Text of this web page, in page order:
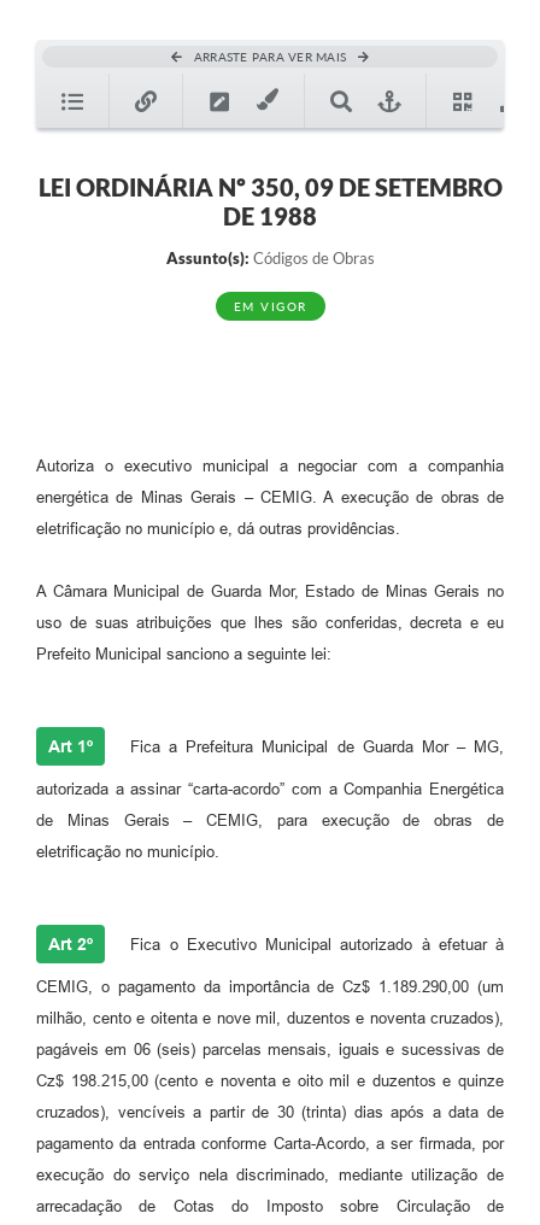
ARRASTE PARA VER MAIS
LEI ORDINÁRIA Nº 350, 09 DE SETEMBRO
DE 1988
Assunto(s): Códigos de Obras
EM VIGOR
Autoriza o executivo municipal a negociar com a companhia
energética de Minas Gerais – CEMIG. A execução de obras de
eletrificação no município e, dá outras providências.
A Câmara Municipal de Guarda Mor, Estado de Minas Gerais no
uso de suas atribuições que lhes são conferidas, decreta e eu
Prefeito Municipal sanciono a seguinte lei:
Art 1º Fica a Prefeitura Municipal de Guarda Mor – MG,
autorizada a assinar “carta-acordo” com a Companhia Energética
de Minas Gerais – CEMIG, para execução de obras de
eletrificação no município.
Art 2º Fica o Executivo Municipal autorizado à efetuar à
CEMIG, o pagamento da importância de Cz$ 1.189.290,00 (um
milhão, cento e oitenta e nove mil, duzentos e noventa cruzados),
pagáveis em 06 (seis) parcelas mensais, iguais e sucessivas de
Cz$ 198.215,00 (cento e noventa e oito mil e duzentos e quinze
cruzados), vencíveis a partir de 30 (trinta) dias após a data de
pagamento da entrada conforme Carta-Acordo, a ser firmada, por
execução do serviço nela discriminado, mediante utilização de
arrecadação de Cotas do Imposto sobre Circulação de